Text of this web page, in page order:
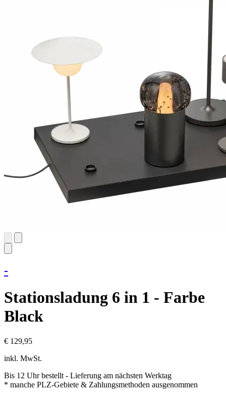
-
Stationsladung 6 in 1 - Farbe
Black
€ 129,95
inkl. MwSt.
Bis 12 Uhr bestellt - Lieferung am nächsten Werktag
* manche PLZ-Gebiete & Zahlungsmethoden ausgenommen